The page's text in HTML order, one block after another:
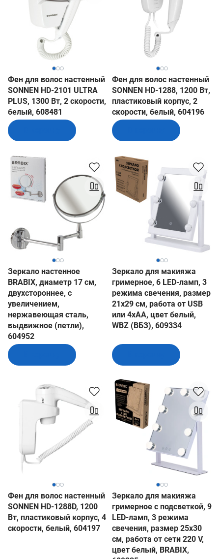
Фен для волос настенный
SONNEN HD-2101 ULTRA
PLUS, 1300 Вт, 2 скорости,
белый, 608481
Фен для волос настенный
SONNEN HD-1288, 1200 Вт,
пластиковый корпус, 2
скорости, белый, 604196
Зеркало настенное
BRABIX, диаметр 17 см,
двухстороннее, с
увеличением,
нержавеющая сталь,
выдвижное (петли),
604952
Зеркало для макияжа
гримерное, 6 LED-ламп, 3
режима свечения, размер
21х29 см, работа от USB
или 4хAA, цвет белый,
WBZ (ВБЗ), 609334
Фен для волос настенный
SONNEN HD-1288D, 1200
Вт, пластиковый корпус, 4
скорости, белый, 604197
Зеркало для макияжа
гримерное с подсветкой, 9
LED-ламп, 3 режима
свечения, размер 25х30
см, работа от сети 220 V,
цвет белый, BRABIX,